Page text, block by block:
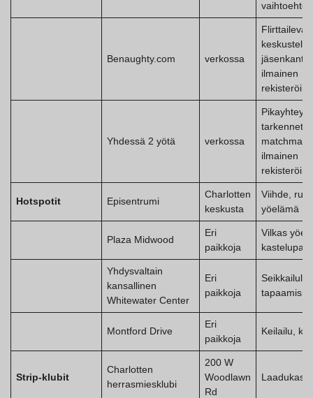
Benaughty.com verkossa
Flirttailevat
jäsenkanta,
ilmainen
rekisteröinti
Yhdessä 2 yötä verkossa
ilmainen
rekisteröinti
Hotspotit Episentrumi
Charlotten
keskusta
Viihde,
yöelämä
Plaza Midwood
Eri
paikkoja
Vilkas
Yhdysvaltain
kansallinen
Whitewater Center
Eri
paikkoja
tapaamisia
Montford Drive
Eri
paikkoja
Keilailu,
Strip-klubit
Charlotten
herrasmiesklubi
200 W
Woodlawn
Rd
Laadukas,